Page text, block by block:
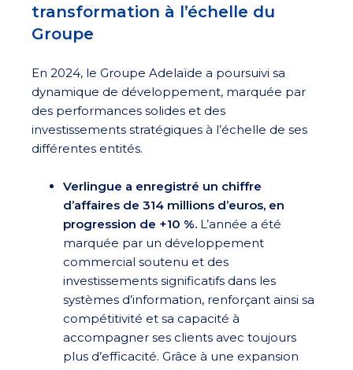
transformation à l’échelle du
Groupe
En 2024, le Groupe Adelaïde a poursuivi sa
dynamique de développement, marquée par
des performances solides et des
investissements stratégiques à l’échelle de ses
différentes entités.
Verlingue a enregistré un chiffre
d’affaires de 314 millions d’euros, en
progression de +10 %. L’année a été
marquée par un développement
commercial soutenu et des
investissements significatifs dans les
systèmes d’information, renforçant ainsi sa
compétitivité et sa capacité à
accompagner ses clients avec toujours
plus d’efficacité. Grâce à une expansion